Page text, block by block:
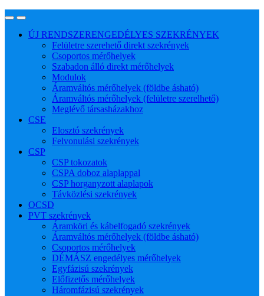
ÚJ RENDSZERENGEDÉLYES SZEKRÉNYEK
Felületre szerehető direkt szekrények
Csoportos mérőhelyek
Szabadon álló direkt mérőhelyek
Modulok
Áramváltós mérőhelyek (földbe ásható)
Áramváltós mérőhelyek (felületre szerelhető)
Meglévő társasházakhoz
CSE
Elosztó szekrények
Felvonulási szekrények
CSP
CSP tokozatok
CSPA doboz alaplappal
CSP horganyzott alaplapok
Távközlési szekrények
OCSD
PVT szekrények
Áramköri és kábelfogadó szekrények
Áramváltós mérőhelyek (földbe ásható)
Csoportos mérőhelyek
DÉMÁSZ engedélyes mérőhelyek
Egyfázisú szekrények
Előfizetős mérőhelyek
Háromfázisú szekrények